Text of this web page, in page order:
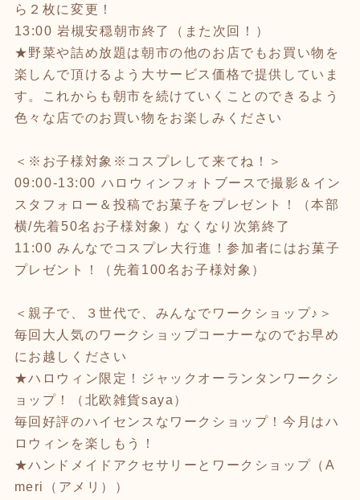
ら２枚に変更！
13:00 岩槻安穏朝市終了（また次回！）
★野菜や詰め放題は朝市の他のお店でもお買い物を
楽しんで頂けるよう大サービス価格で提供していま
す。これからも朝市を続けていくことのできるよう
色々な店でのお買い物をお楽しみください
＜※お子様対象※コスプレして来てね！＞
09:00-13:00 ハロウィンフォトブースで撮影＆イン
スタフォロー＆投稿でお菓子をプレゼント！（本部
横/先着50名お子様対象）なくなり次第終了
11:00 みんなでコスプレ大行進！参加者にはお菓子
プレゼント！（先着100名お子様対象）
＜親子で、３世代で、みんなでワークショップ♪＞
毎回大人気のワークショップコーナーなのでお早め
にお越しください
★ハロウィン限定！ジャックオーランタンワークシ
ョップ！（北欧雑貨saya）
毎回好評のハイセンスなワークショップ！今月はハ
ロウィンを楽しもう！
★ハンドメイドアクセサリーとワークショップ（A
meri（アメリ））